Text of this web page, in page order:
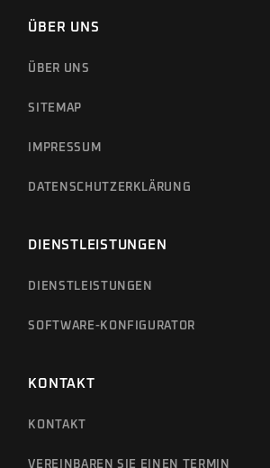
ÜBER UNS
ÜBER UNS
SITEMAP
IMPRESSUM
DATENSCHUTZERKLÄRUNG
DIENSTLEISTUNGEN
DIENSTLEISTUNGEN
SOFTWARE-KONFIGURATOR
KONTAKT
KONTAKT
VEREINBAREN SIE EINEN TERMIN